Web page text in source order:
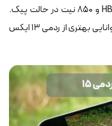
۶۰۰ نیت در حالت معمولی، ۷۰۰ نیت در HBM و ۸۵۰ نیت در حالت پیک.
بنابراین در محیط‌های پرنور و زیر نور روز، خوانایی بهتری از ردمی ۱۳ ایکس